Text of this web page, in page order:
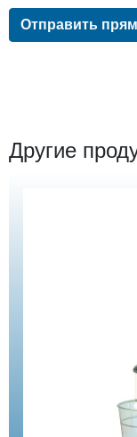
Отправить
Другие